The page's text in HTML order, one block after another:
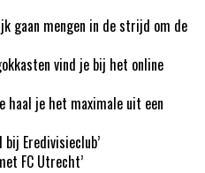
gaan mengen in de strijd om de
vind je bij het online
haal je het maximale uit een
bij Eredivisieclub’
FC Utrecht’